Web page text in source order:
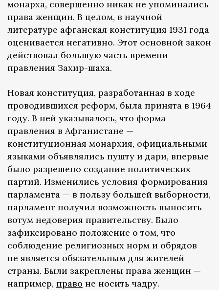
монарха, совершенно никак не упоминались
права женщин. В целом, в научной
литературе афганская конституция 1931 года
оценивается негативно. Этот основной закон
действовал большую часть времени
правления Захир-шаха.
Новая конституция, разработанная в ходе
проводившихся реформ, была принята в 1964
году. В ней указывалось, что форма
правления в Афганистане —
конституционная монархия, официальными
языками объявлялись пушту и дари, впервые
было разрешено создание политических
партий. Изменились условия формирования
парламента — в пользу большей выборности,
парламент получил возможность выносить
вотум недоверия правительству. Было
зафиксировано положение о том, что
соблюдение религиозных норм и обрядов
не является обязательным для жителей
страны. Были закреплены права женщин —
например, право не носить чадру.